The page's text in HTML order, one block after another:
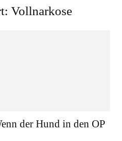
Vollnarkose
der Hund in den OP